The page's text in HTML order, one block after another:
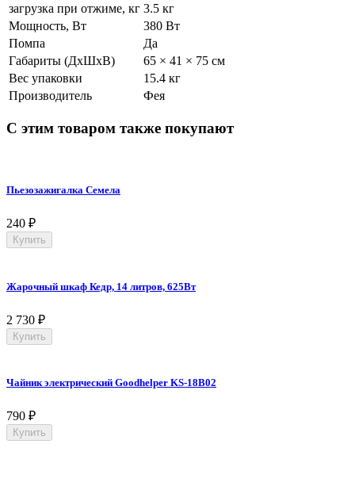
загрузка при отжиме, кг 3.5 кг
Мощность, Вт
380 Вт
Помпа
Да
Габариты (ДхШхВ)
65 × 41 × 75 см
Вес упаковки
15.4 кг
Производитель
Фея
С этим товаром также покупают
Пьезозажигалка Семела
240 ₽
Купить
Жарочный шкаф Кедр, 14 литров, 625Вт
2 730 ₽
Купить
Чайник электрический Goodhelper KS-18B02
790 ₽
Купить